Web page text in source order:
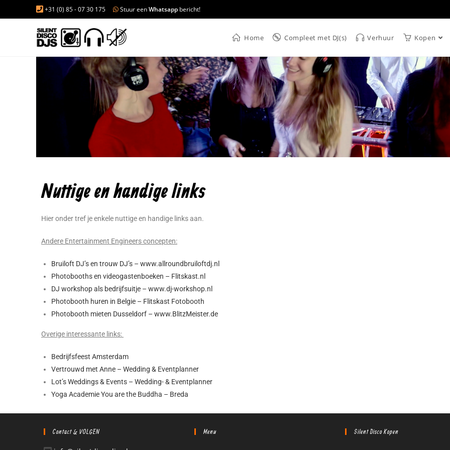
+31 (0) 85 - 07 30 175 Stuur eenWhatsapp bericht!
Home Compleet met DJ(s) Verhuur Kopen
Nuttige en handige links
Hier onder tref je enkele nuttige en handige links aan.
Andere Entertainment Engineers concepten:
Bruiloft DJ’s en trouw DJ’s – www.allroundbruiloftdj.nl
Photobooths en videogastenboeken – Flitskast.nl
DJ workshop als bedrijfsuitje – www.dj-workshop.nl
Photobooth huren in Belgie – Flitskast Fotobooth
Photobooth mieten Dusseldorf – www.BlitzMeister.de
Overige interessante links:
Bedrijfsfeest Amsterdam
Vertrouwd met Anne – Wedding & Eventplanner
Lot’s Weddings & Events – Wedding- & Eventplanner
Yoga Academie You are the Buddha – Breda
Contact & VOLGEN Menu Silent Disco Kopen